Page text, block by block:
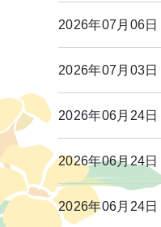
2026年07月06日
2026年07月03日
2026年06月24日
2026年06月24日
2026年06月24日